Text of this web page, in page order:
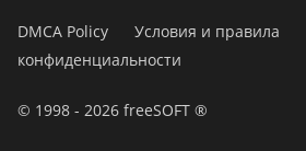
DMCA Policy Условия и правила
конфиденциальности
© 1998 - 2026 freeSOFT ®